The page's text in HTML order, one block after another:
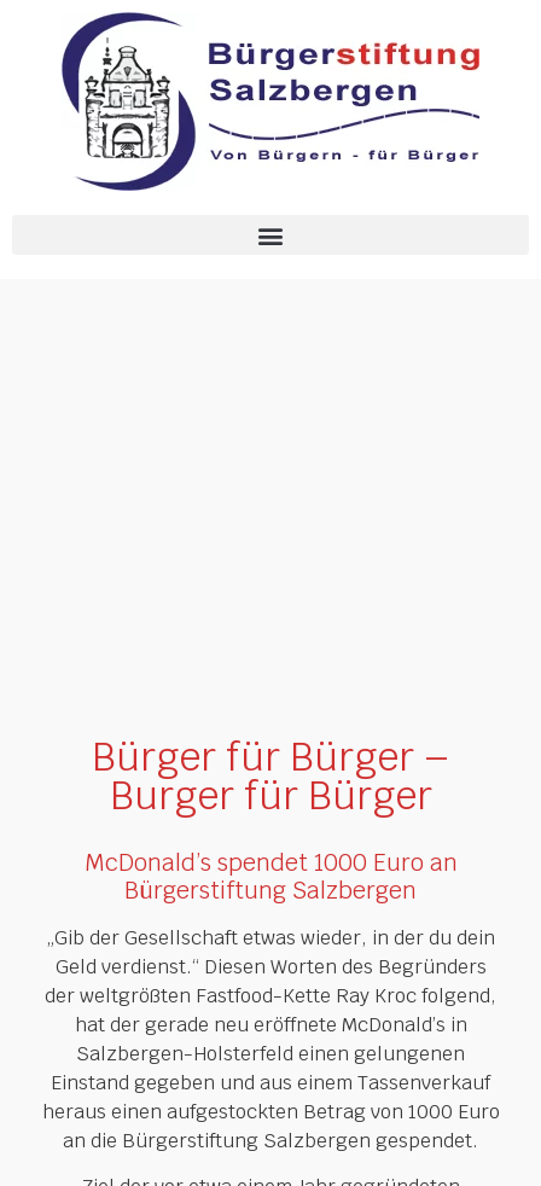
Bürger für Bürger –
Burger für Bürger
McDonald’s spendet 1000 Euro an
Bürgerstiftung Salzbergen
„Gib der Gesellschaft etwas wieder, in der du dein
Geld verdienst.“ Diesen Worten des Begründers
der weltgrößten Fastfood-Kette Ray Kroc folgend,
hat der gerade neu eröffnete McDonald’s in
Salzbergen-Holsterfeld einen gelungenen
Einstand gegeben und aus einem Tassenverkauf
heraus einen aufgestockten Betrag von 1000 Euro
an die Bürgerstiftung Salzbergen gespendet.